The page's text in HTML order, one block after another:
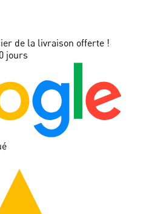
de la livraison offerte !
jours